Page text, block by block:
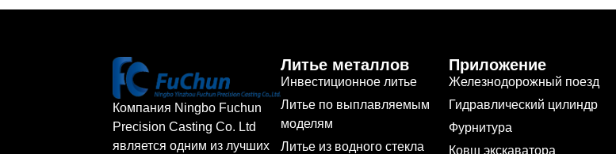
Компания Ningbo Fuchun
Precision Casting Co. Ltd
является одним из лучших
Литье металлов
Инвестиционное литье
Литье по выплавляемым
моделям
Литье из водного стекла
Приложение
Железнодорожный поезд
Гидравлический цилиндр
Фурнитура
Ковш экскаватора